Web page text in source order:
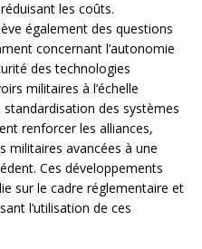
les coûts.
également des questions
concernant l’autonomie
des technologies
militaires à l’échelle
des systèmes
renforcer les alliances,
militaires avancées à une
Ces développements
sur le cadre réglementaire et
l’utilisation de ces